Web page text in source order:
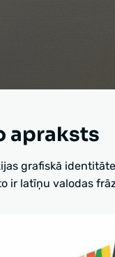
apraksts
grafiskā
ir latīņu valodas